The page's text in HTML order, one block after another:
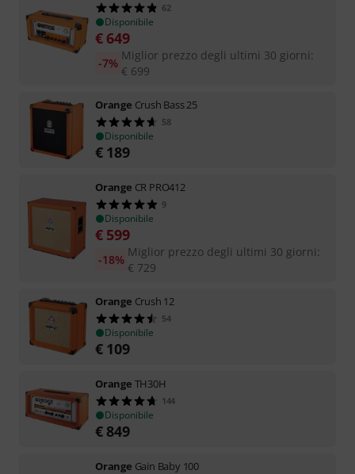
62
Disponibile
€ 649
Miglior prezzo degli ultimi 30 giorni:
€ 699
-7%
Orange Crush Bass 25
58
Disponibile
€ 189
Orange CR PRO412
9
Disponibile
€ 599
Miglior prezzo degli ultimi 30 giorni:
€ 729
-18%
Orange Crush 12
54
Disponibile
€ 109
Orange TH30H
144
Disponibile
€ 849
Orange Gain Baby 100